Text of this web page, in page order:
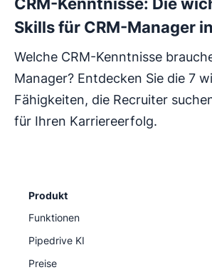
Skills für CRM-Manager
Welche CRM-Kenntnisse
Manager? Entdecken Sie die 7
Fähigkeiten, die Recruiter
für Ihren Karriereerfolg.
Produkt
Funktionen
Pipedrive KI
Preise